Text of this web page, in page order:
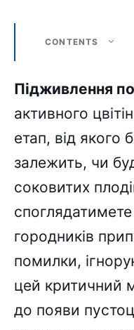
CONTENTS
Підживлення
активного
етап, від якого
залежить, чи
соковитих
городників
помилки,
цей критичний
до появи